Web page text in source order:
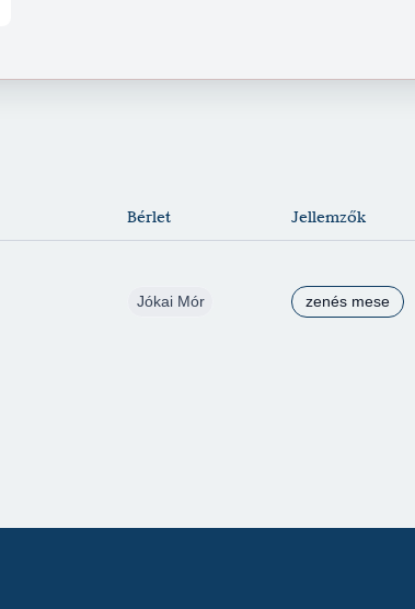
Bérlet Jellemzők
Jókai Mór zenés mese